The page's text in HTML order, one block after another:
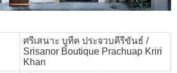
ศรีเสนาะ บูทีค ประจวบคีรีขันธ์ /
Srisanor Boutique Prachuap Kriri
Khan